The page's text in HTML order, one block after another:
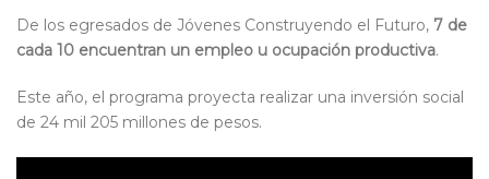
De los egresados de Jóvenes Construyendo el Futuro, 7 de
cada 10 encuentran un empleo u ocupación productiva.
Este año, el programa proyecta realizar una inversión social
de 24 mil 205 millones de pesos.